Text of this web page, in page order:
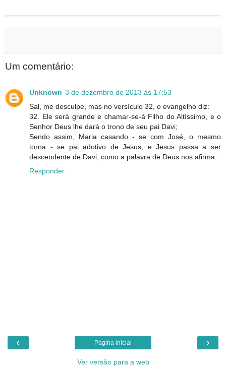
Um comentário:
Unknown 3 de dezembro de 2013 às 17:53
Sal, me desculpe, mas no versículo 32, o evangelho diz:
32. Ele será grande e chamar-se-á Filho do Altíssimo, e o
Senhor Deus lhe dará o trono de seu pai Davi;
Sendo assim, Maria casando - se com José, o mesmo
torna - se pai adotivo de Jesus, e Jesus passa a ser
descendente de Davi, como a palavra de Deus nos afirma.
Responder
‹ ›
Página inicial
Ver versão para a web